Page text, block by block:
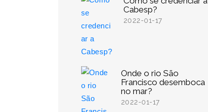
Cabesp?
2022-01-17
Onde o rio São
Francisco desemboca
no mar?
2022-01-17